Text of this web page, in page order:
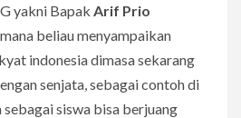
yakni Bapak Arif Prio
beliau menyampaikan
indonesia dimasa sekarang
senjata, sebagai contoh di
siswa bisa berjuang